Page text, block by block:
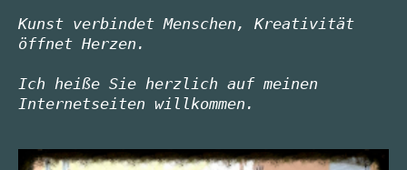
Kunst verbindet Menschen, Kreativität
öffnet Herzen.
Ich heiße Sie herzlich auf meinen
Internetseiten willkommen.